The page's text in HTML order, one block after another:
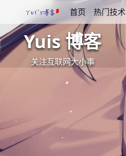
首页 热门技术
Yuis 博客
关注互联网大小事